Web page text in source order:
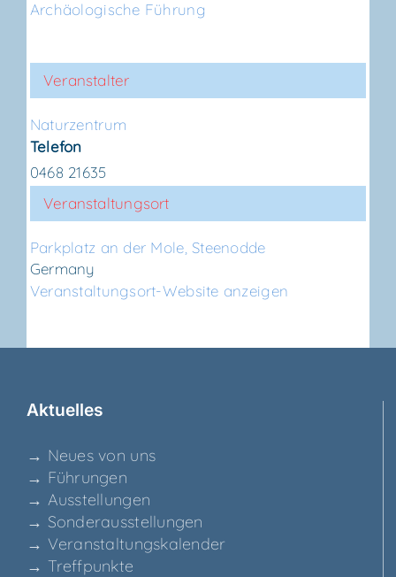
Archäologische Führung
Veranstaltungsort
Park­platz an der Mole, Steenodde
Germany
Veranstaltungsort-Website anzeigen
Veranstalter
Natur­zen­trum
Telefon
0468 21635
Aktu­el­les
→ Neu­es von uns
→ Füh­run­gen
→ Aus­stel­lun­gen
→ Son­der­aus­stel­lun­gen
→ Ver­an­stal­tungs­ka­len­der
→ Treff­punk­te